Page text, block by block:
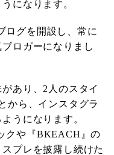
になります。
ログを開設し、常に
ロガーになりまし
あり、2人のスタイ
から、インスタグラ
うになります。
クや『BKEACH』の
プレを披露し続けた